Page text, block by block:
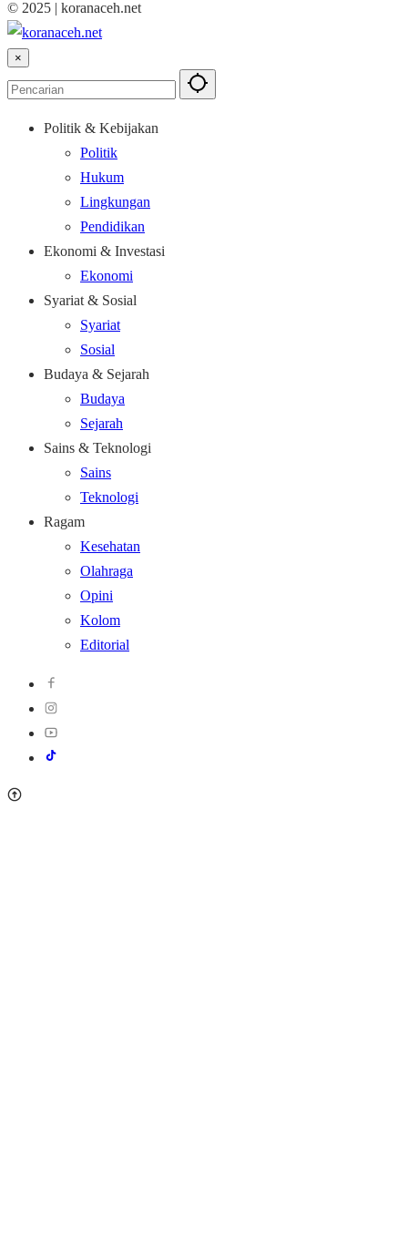
© 2025 | koranaceh.net
×
Politik & Kebijakan
Politik
Hukum
Lingkungan
Pendidikan
Ekonomi & Investasi
Ekonomi
Syariat & Sosial
Syariat
Sosial
Budaya & Sejarah
Budaya
Sejarah
Sains & Teknologi
Sains
Teknologi
Ragam
Kesehatan
Olahraga
Opini
Kolom
Editorial